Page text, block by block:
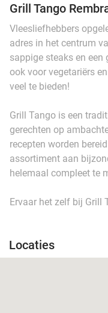
Grill Tango
Vleesliefhebbers
adres in het centrum
sappige steaks en een
ook voor vegetariërs
veel te bieden!
Grill Tango is een
gerechten op
recepten worden
assortiment aan
helemaal compleet te
Ervaar het zelf bij Grill
Locaties